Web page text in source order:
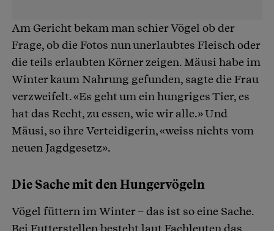
Am Gericht bekam man schier Vögel ob der
Frage, ob die Fotos nun unerlaubtes Fleisch oder
die teils erlaubten Körner zeigen. Mäusi habe im
Winter kaum Nahrung gefunden, sagte die Frau
verzweifelt. «Es geht um ein hungriges Tier, es
hat das Recht, zu essen, wie wir alle.» Und
Mäusi, so ihre Verteidigerin, «weiss nichts vom
neuen Jagdgesetz».
Die Sache mit den Hungervögeln
Vögel füttern im Winter – das ist so eine Sache.
Bei Futterstellen besteht laut Fachleuten das